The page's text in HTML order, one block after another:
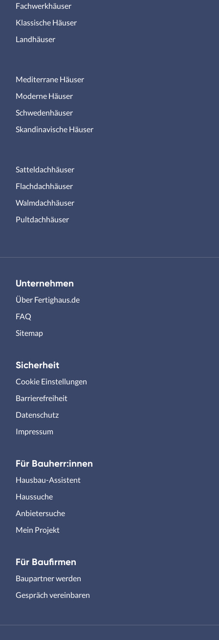
Fachwerkhäuser
Klassische Häuser
Landhäuser
Mediterrane Häuser
Moderne Häuser
Schwedenhäuser
Skandinavische Häuser
Satteldachhäuser
Flachdachhäuser
Walmdachhäuser
Pultdachhäuser
Unternehmen
Über Fertighaus.de
FAQ
Sitemap
Sicherheit
Cookie Einstellungen
Barrierefreiheit
Datenschutz
Impressum
Für Bauherr:innen
Hausbau-Assistent
Haussuche
Anbietersuche
Mein Projekt
Für Baufirmen
Baupartner werden
Gespräch vereinbaren